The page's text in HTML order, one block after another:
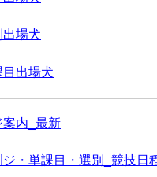
出場犬
出場犬
案内_最新
ジ・単課目・選別_競技日